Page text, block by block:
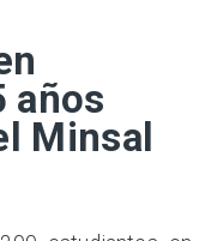
años
Minsal